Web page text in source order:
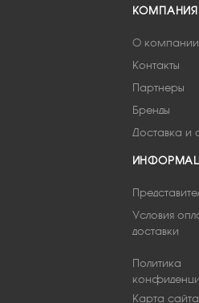
КОМПАНИЯ
О компании
Контакты
Партнеры
Бренды
Доставка и
Условия
доставки
Политика
Карта сайта